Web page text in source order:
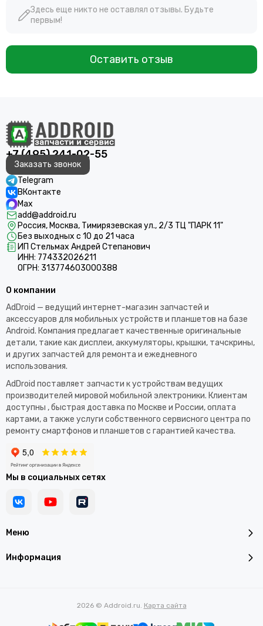
Здесь еще никто не оставлял отзывы. Будьте
первым!
Оставить отзыв
+7 (495) 241-02-55
Заказать звонок
Telegram
ВКонтакте
Max
add@addroid.ru
Россия, Москва, Тимирязевская ул., 2/3 ТЦ "ПАРК 11"
Без выходных с 10 до 21 часа
ИП Стельмах Андрей Степанович
ИНН: 774332026211
ОГРН: 313774603000388
Меню
Информация
О компании
AdDroid — ведущий интернет-магазин запчастей и
аксессуаров для мобильных устройств и планшетов на базе
Android. Компания предлагает качественные оригинальные
детали, такие как дисплеи, аккумуляторы, крышки, тачскрины,
и других запчастей для ремонта и ежедневного
использования.​
AdDroid поставляет запчасти к устройствам ведущих
производителей мировой мобильной электроники. Клиентам
доступны , быстрая доставка по Москве и России, оплата
картами, а также услуги собственного сервисного центра по
ремонту смартфонов и планшетов с гарантией качества.
Мы в социальных сетях
2026 © Addroid.ru. Карта сайта